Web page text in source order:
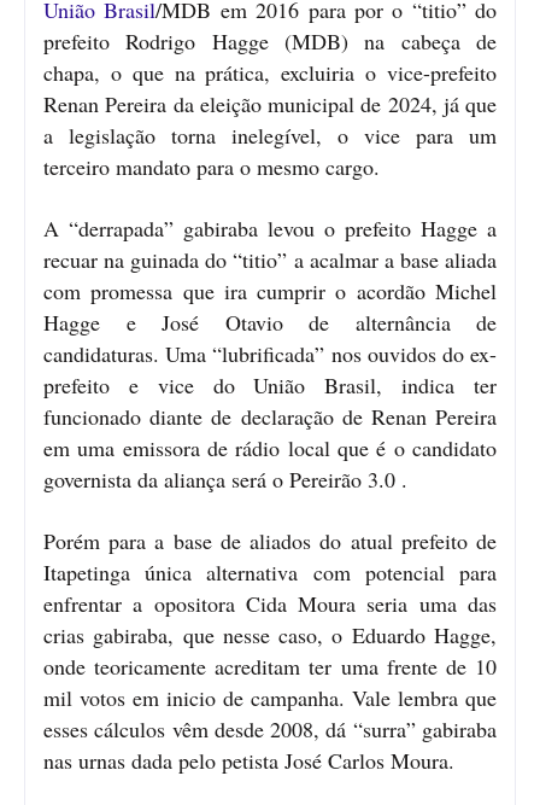
União Brasil/MDB em 2016 para por o “titio” do
prefeito Rodrigo Hagge (MDB) na cabeça de
chapa, o que na prática, excluiria o vice-prefeito
Renan Pereira da eleição municipal de 2024, já que
a legislação torna inelegível, o vice para um
terceiro mandato para o mesmo cargo.
A “derrapada” gabiraba levou o prefeito Hagge a
recuar na guinada do “titio” a acalmar a base aliada
com promessa que ira cumprir o acordão Michel
Hagge e José Otavio de alternância de
candidaturas. Uma “lubrificada” nos ouvidos do ex-
prefeito e vice do União Brasil, indica ter
funcionado diante de declaração de Renan Pereira
em uma emissora de rádio local que é o candidato
governista da aliança será o Pereirão 3.0 .
Porém para a base de aliados do atual prefeito de
Itapetinga única alternativa com potencial para
enfrentar a opositora Cida Moura seria uma das
crias gabiraba, que nesse caso, o Eduardo Hagge,
onde teoricamente acreditam ter uma frente de 10
mil votos em inicio de campanha. Vale lembra que
esses cálculos vêm desde 2008, dá “surra” gabiraba
nas urnas dada pelo petista José Carlos Moura.